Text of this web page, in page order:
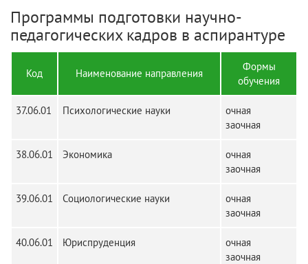
Программы подготовки научно-
педагогических кадров в аспирантуре
Код Наименование направления
Формы
обучения
37.06.01 Психологические науки
очная
заочная
38.06.01 Экономика
очная
заочная
39.06.01 Социологические науки
очная
заочная
40.06.01 Юриспруденция
очная
заочная